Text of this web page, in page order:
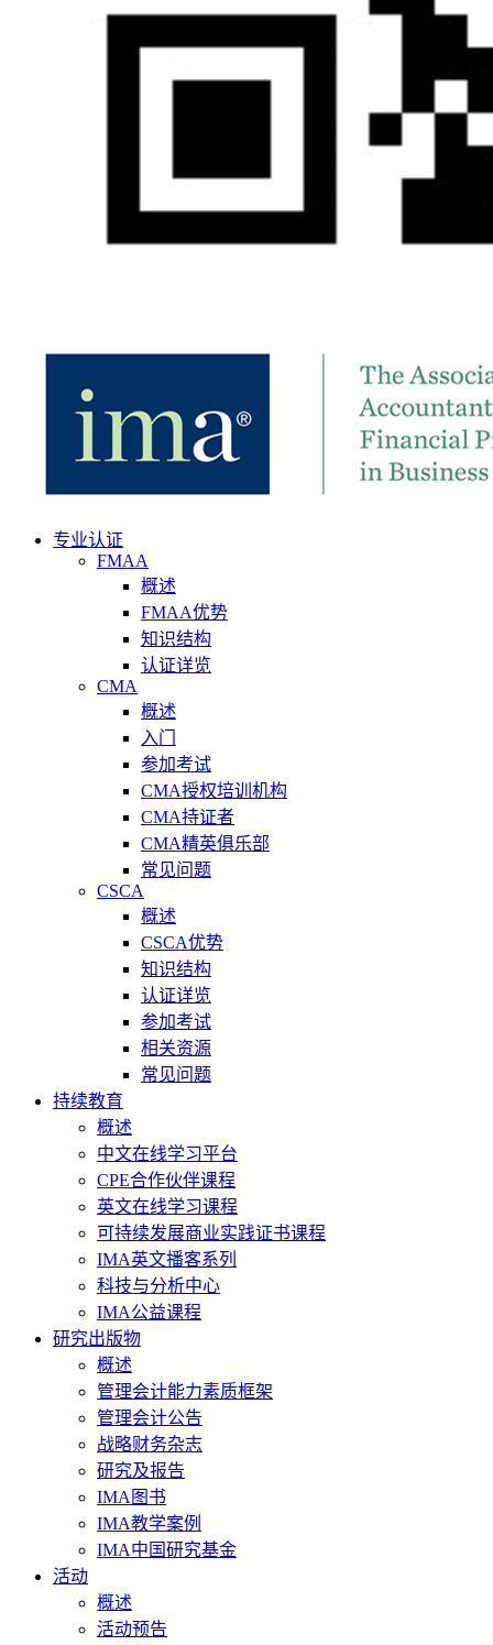
专业认证
FMAA
概述
FMAA优势
知识结构
认证详览
CMA
概述
入门
参加考试
CMA授权培训机构
CMA持证者
CMA精英俱乐部
常见问题
CSCA
概述
CSCA优势
知识结构
认证详览
参加考试
相关资源
常见问题
持续教育
概述
中文在线学习平台
CPE合作伙伴课程
英文在线学习课程
可持续发展商业实践证书课程
IMA英文播客系列
科技与分析中心
IMA公益课程
研究出版物
概述
管理会计能力素质框架
管理会计公告
战略财务杂志
研究及报告
IMA图书
IMA教学案例
IMA中国研究基金
活动
概述
活动预告